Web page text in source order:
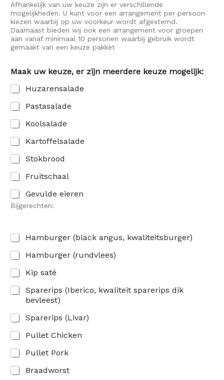
Afhankelijk van uw keuze zijn er verschillende
mogelijkheden. U kunt voor een arrangement per persoon
kiezen waarbij op uw voorkeur wordt afgestemd.
Daarnaast bieden wij ook een arrangement voor groepen
aan vanaf minimaal 10 personen waarbij gebruik wordt
gemaakt van een keuze pakket
Maak uw keuze, er zijn meerdere keuze mogelijk:
Huzarensalade
Pastasalade
Koolsalade
Kartoffelsalade
Stokbrood
Fruitschaal
Gevulde eieren
Bijgerechten:
Hamburger (black angus, kwaliteitsburger)
Hamburger (rundvlees)
Kip saté
Sparerips (Iberico, kwaliteit sparerips dik
bevleest)
Sparerips (Livar)
Pullet Chicken
Pullet Pork
Braadworst